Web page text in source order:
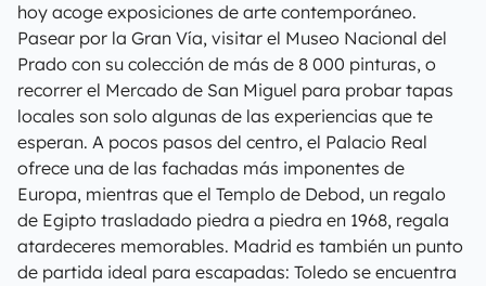
hoy acoge exposiciones de arte contemporáneo.
Pasear por la Gran Vía, visitar el Museo Nacional del
Prado con su colección de más de 8 000 pinturas, o
recorrer el Mercado de San Miguel para probar tapas
locales son solo algunas de las experiencias que te
esperan. A pocos pasos del centro, el Palacio Real
ofrece una de las fachadas más imponentes de
Europa, mientras que el Templo de Debod, un regalo
de Egipto trasladado piedra a piedra en 1968, regala
atardeceres memorables. Madrid es también un punto
de partida ideal para escapadas: Toledo se encuentra